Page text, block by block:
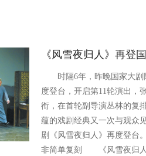
《风雪夜归人》再登
时隔6年，昨晚国家大剧
度登台，开启第11轮演出，
衔，在首轮副导演丛林的复
蕴的戏剧经典又一次与观众
剧《风雪夜归人》再度登
非简单复刻 《风雪夜归人